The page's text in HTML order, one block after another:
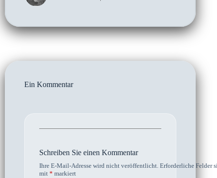
Ein Kommentar
Schreiben Sie einen Kommentar
Ihre E-Mail-Adresse wird nicht veröffentlicht. Erforderliche Felder
mit * markiert